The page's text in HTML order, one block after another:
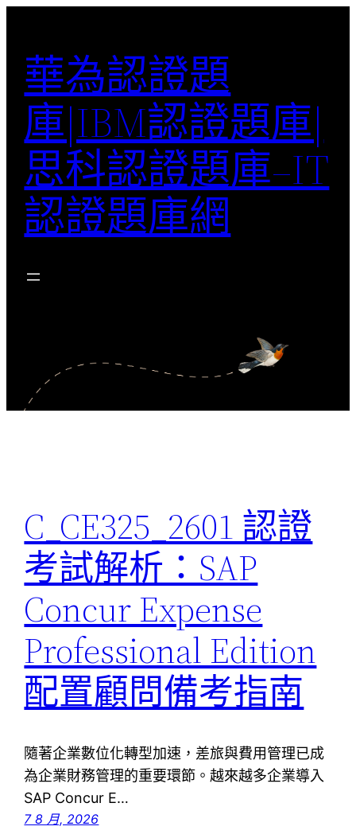
華為認證題
庫|IBM認證題庫|
思科認證題庫–IT
認證題庫網
C_CE325_2601 認證
考試解析：SAP
Concur Expense
Professional Edition
配置顧問備考指南
隨著企業數位化轉型加速，差旅與費用管理已成
為企業財務管理的重要環節。越來越多企業導入
SAP Concur E…
7 8 月, 2026